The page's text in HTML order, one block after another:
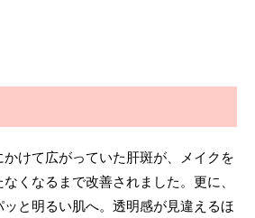
けて広がっていた肝斑が、メイクを
くなるまで改善されました。更に、
ッと明るい肌へ。透明感が見違えるほ